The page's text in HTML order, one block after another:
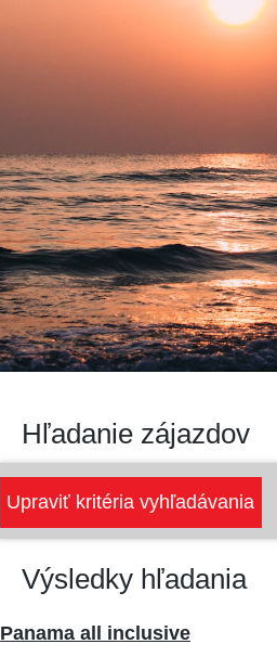
Hľadanie zájazdov
Výsledky hľadania
Panama all inclusive